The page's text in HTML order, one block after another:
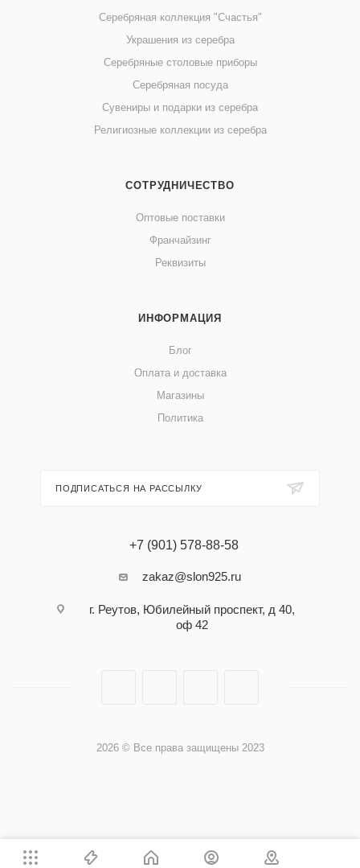
Серебряная коллекция "Счастья"
Украшения из серебра
Серебряные столовые приборы
Серебряная посуда
Сувениры и подарки из серебра
Религиозные коллекции из серебра
СОТРУДНИЧЕСТВО
Оптовые поставки
Франчайзинг
Реквизиты
ИНФОРМАЦИЯ
Блог
Оплата и доставка
Магазины
Политика
ПОДПИСАТЬСЯ НА РАССЫЛКУ
+7 (901) 578-88-58
zakaz@slon925.ru
г. Реутов, Юбилейный проспект, д 40,
оф 42
2026 © Все права защищены 2023